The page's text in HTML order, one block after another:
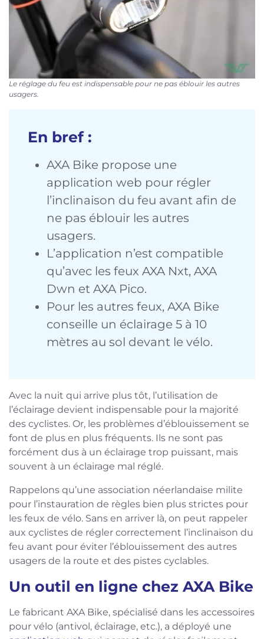
Le réglage du feu est indispensable pour ne pas éblouir les autres
usagers.
En bref :
AXA Bike propose une
application web pour régler
l’inclinaison du feu avant afin de
ne pas éblouir les autres
usagers.
L’application n’est compatible
qu’avec les feux AXA Nxt, AXA
Dwn et AXA Pico.
Pour les autres feux, AXA Bike
conseille un éclairage 5 à 10
mètres au sol devant le vélo.
Avec la nuit qui arrive plus tôt, l’utilisation de
l’éclairage devient indispensable pour la majorité
des cyclistes. Or, les problèmes d’éblouissement se
font de plus en plus fréquents. Ils ne sont pas
forcément dus à un éclairage trop puissant, mais
souvent à un éclairage mal réglé.
Rappelons qu’une association néerlandaise milite
pour l’instauration de règles bien plus strictes pour
les feux de vélo. Sans en arriver là, on peut rappeler
aux cyclistes de régler correctement l’inclinaison du
feu avant pour éviter l’éblouissement des autres
usagers de la route et des pistes cyclables.
Un outil en ligne chez AXA Bike
Le fabricant AXA Bike, spécialisé dans les accessoires
pour vélo (antivol, éclairage, etc.), a déployé une